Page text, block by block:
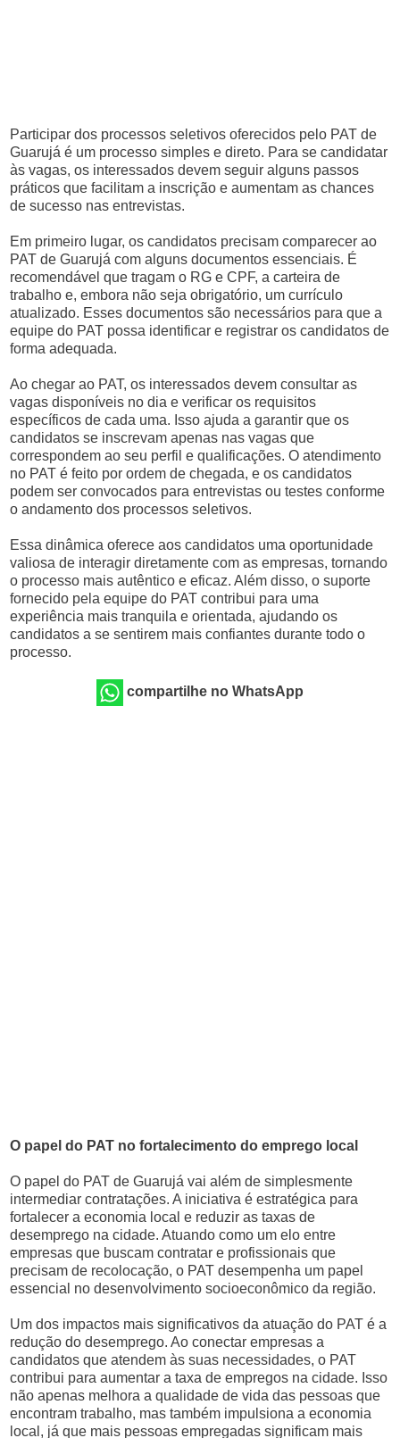
Participar dos processos seletivos oferecidos pelo PAT de
Guarujá é um processo simples e direto. Para se candidatar
às vagas, os interessados devem seguir alguns passos
práticos que facilitam a inscrição e aumentam as chances
de sucesso nas entrevistas.
Em primeiro lugar, os candidatos precisam comparecer ao
PAT de Guarujá com alguns documentos essenciais. É
recomendável que tragam o RG e CPF, a carteira de
trabalho e, embora não seja obrigatório, um currículo
atualizado. Esses documentos são necessários para que a
equipe do PAT possa identificar e registrar os candidatos de
forma adequada.
Ao chegar ao PAT, os interessados devem consultar as
vagas disponíveis no dia e verificar os requisitos
específicos de cada uma. Isso ajuda a garantir que os
candidatos se inscrevam apenas nas vagas que
correspondem ao seu perfil e qualificações. O atendimento
no PAT é feito por ordem de chegada, e os candidatos
podem ser convocados para entrevistas ou testes conforme
o andamento dos processos seletivos.
Essa dinâmica oferece aos candidatos uma oportunidade
valiosa de interagir diretamente com as empresas, tornando
o processo mais autêntico e eficaz. Além disso, o suporte
fornecido pela equipe do PAT contribui para uma
experiência mais tranquila e orientada, ajudando os
candidatos a se sentirem mais confiantes durante todo o
processo.
compartilhe no WhatsApp
O papel do PAT no fortalecimento do emprego local
O papel do PAT de Guarujá vai além de simplesmente
intermediar contratações. A iniciativa é estratégica para
fortalecer a economia local e reduzir as taxas de
desemprego na cidade. Atuando como um elo entre
empresas que buscam contratar e profissionais que
precisam de recolocação, o PAT desempenha um papel
essencial no desenvolvimento socioeconômico da região.
Um dos impactos mais significativos da atuação do PAT é a
redução do desemprego. Ao conectar empresas a
candidatos que atendem às suas necessidades, o PAT
contribui para aumentar a taxa de empregos na cidade. Isso
não apenas melhora a qualidade de vida das pessoas que
encontram trabalho, mas também impulsiona a economia
local, já que mais pessoas empregadas significam mais